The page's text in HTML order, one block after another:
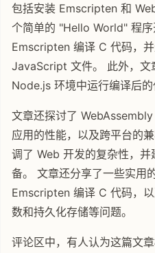
包括安装 Emscripten 和
个简单的 "Hello World" 程
Emscripten 编译 C 代码，
JavaScript 文件。 此外，文
Node.js 环境中运行编译后的
文章还探讨了
应用的性能，以及跨平台的
调了 Web 开发的复杂性，
备。 文章还分享了一些实用
Emscripten 编译 C 代码，
数和持久化存储等问题。
评论区中，有人认为这篇文